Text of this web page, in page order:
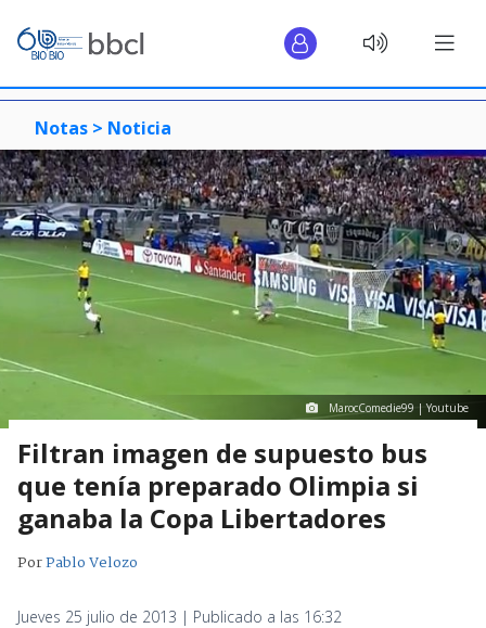
Notas > Noticia
MarocComedie99 | Youtube
Filtran imagen de supuesto bus
que tenía preparado Olimpia si
ganaba la Copa Libertadores
PorPablo Velozo
Jueves 25 julio de 2013 | Publicado a las 16:32